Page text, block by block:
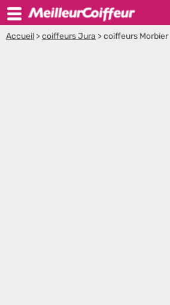
Accueil >coiffeurs Jura >coiffeurs Morbier